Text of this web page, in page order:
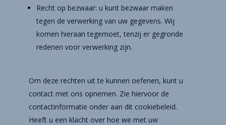
Recht op bezwaar: u kunt bezwaar maken
tegen de verwerking van uw gegevens. Wij
komen hieraan tegemoet, tenzij er gegronde
redenen voor verwerking zijn.
Om deze rechten uit te kunnen oefenen, kunt u
contact met ons opnemen. Zie hiervoor de
contactinformatie onder aan dit cookiebeleid.
Heeft u een klacht over hoe we met uw